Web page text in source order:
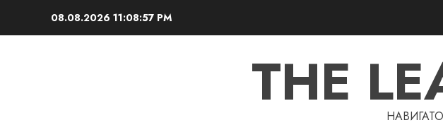
08.08.2026 11:08:58 PM
THE